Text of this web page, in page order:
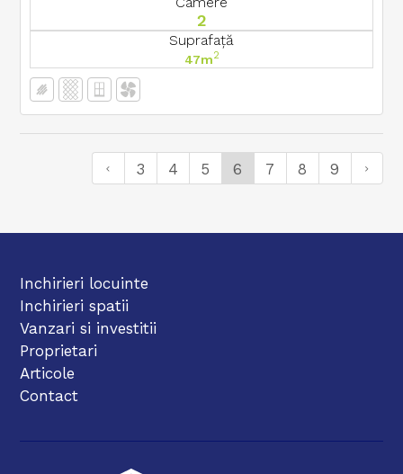
2
Suprafață
47m2
3 4 5 6 7 8 9
Inchirieri locuinte
Inchirieri spatii
Vanzari si investitii
Proprietari
Articole
Contact